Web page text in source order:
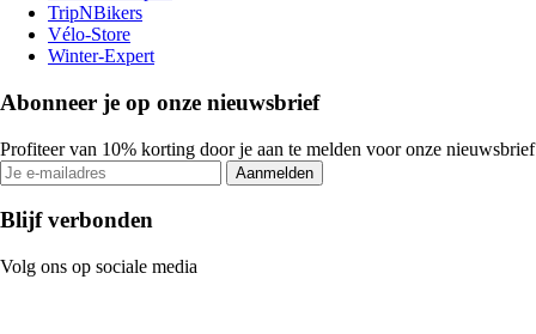
TripNBikers
Vélo-Store
Winter-Expert
Abonneer je op onze nieuwsbrief
Profiteer van 10% korting door je aan te melden voor onze nieuwsbrief
Aanmelden
Blijf verbonden
Volg ons op sociale media